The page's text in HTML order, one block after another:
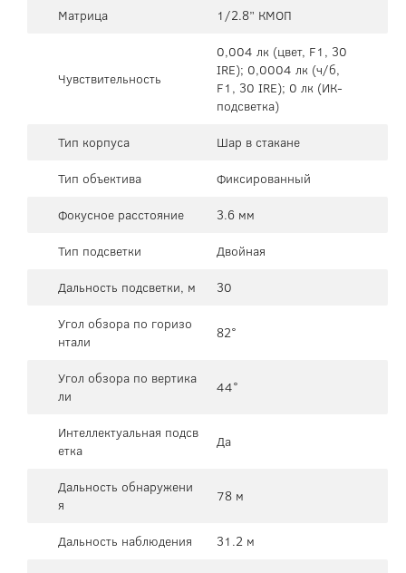
Матрица 1/2.8” КМОП
Чувствительность
0,004 лк (цвет, F1, 30
IRE); 0,0004 лк (ч/б,
F1, 30 IRE); 0 лк (ИК-
подсветка)
Тип корпуса
Шар в стакане
Тип объектива
Фиксированный
Фокусное расстояние
3.6 мм
Тип подсветки
Двойная
Дальность подсветки, м
30
Угол обзора по горизо
нтали
82°
Угол обзора по вертика
ли
44°
Интеллектуальная подсв
етка
Да
Дальность обнаружени
я
78 м
Дальность наблюдения
31.2 м